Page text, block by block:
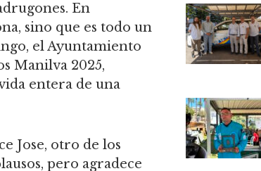
En
sino que es todo un
el Ayuntamiento
Manilva 2025,
entera de una
Jose, otro de los
pero agradece